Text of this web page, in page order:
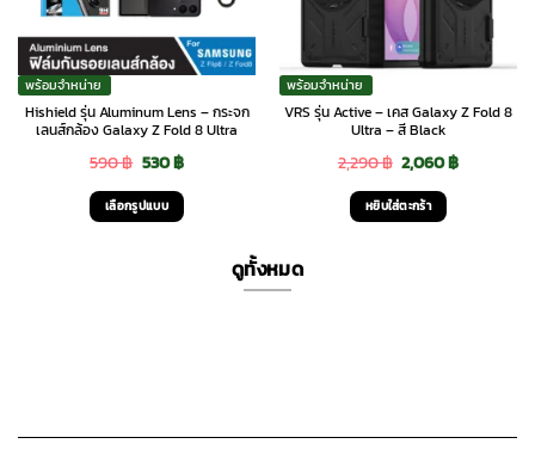
พร้อมจำหน่าย
Hishield รุ่น Aluminum Lens – กระจก
เลนส์กล้อง Galaxy Z Fold 8 Ultra
590฿ Original
price
was:
530฿Current
price
เลือกรูปแบบ
พร้อมจำหน่าย
VRS รุ่น Active – เคส Galaxy Z Fold 8
Ultra – สี Black
2,290฿ Original
price
was:
2,060฿Current
หยิบใส่ตะกร้า
ดูทั้งหมด